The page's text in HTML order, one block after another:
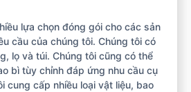
lựa chọn đóng gói cho các sản
cầu của chúng tôi. Chúng tôi có
lọ và túi. Chúng tôi cũng có thể
bì tùy chỉnh đáp ứng nhu cầu cụ
cung cấp nhiều loại vật liệu, bao